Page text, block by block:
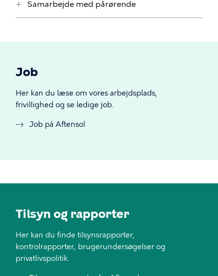
Samarbejde med pårørende
Job
Her kan du læse om vores arbejdsplads,
frivillighed og se ledige job.
Job på Aftensol
Tilsyn og rapporter
Her kan du finde tilsynsrapporter,
kontrolrapporter, brugerundersøgelser og
privatlivspolitik.